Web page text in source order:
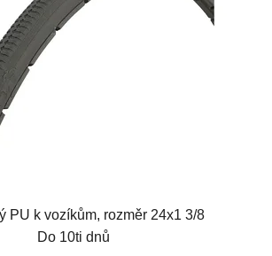
PU k vozíkům, rozměr 24x1 3/8
Do 10ti dnů